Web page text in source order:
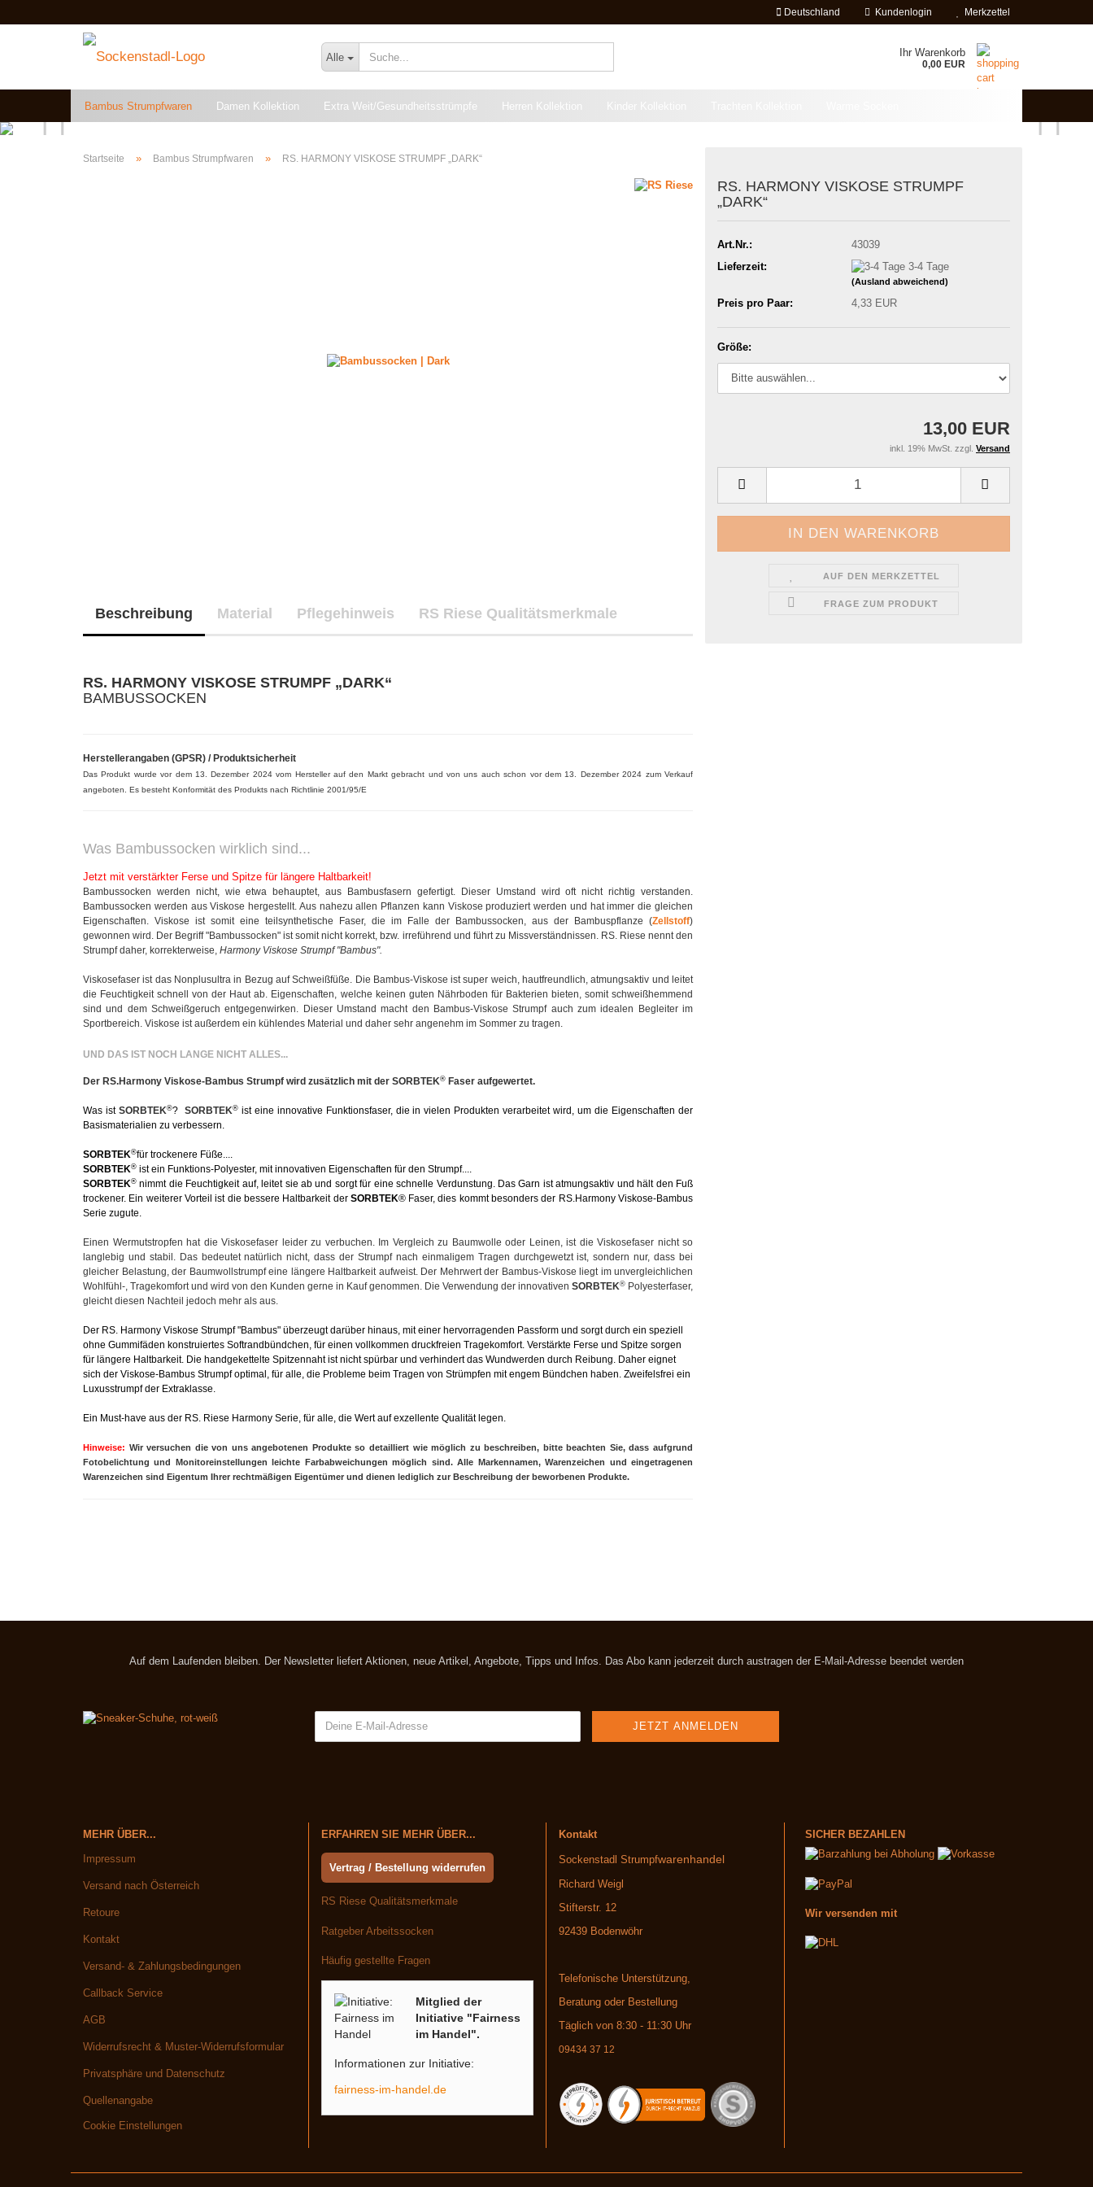
Deutschland Kundenlogin Merkzettel
Alle Ihr Warenkorb
0,00 EUR
Bambus Strumpfwaren Damen Kollektion Extra Weit/Gesundheitsstrümpfe Herren Kollektion
Startseite » Bambus Strumpfwaren » RS. HARMONY VISKOSE STRUMPF „DARK“
RS. HARMONY VISKOSE STRUMPF
„DARK“
Art.Nr.:
43039
Lieferzeit:
3-4 Tage
(Ausland abweichend)
Preis pro Paar: 4,33 EUR
Größe:
13,00 EUR
inkl. 19% MwSt. zzgl. Versand
AUF DEN MERKZETTEL
FRAGE ZUM PRODUKT
Beschreibung Material Pflegehinweis RS Riese Qualitätsmerkmale
RS. HARMONY VISKOSE STRUMPF „DARK“
BAMBUSSOCKEN
Herstellerangaben (GPSR) / Produktsicherheit
Das Produkt wurde vor dem 13. Dezember 2024 vom Hersteller auf den Markt gebracht und von uns auch schon vor dem 13. Dezember 2024 zum Verkauf
angeboten. Es besteht Konformität des Produkts nach Richtlinie 2001/95/E
Was Bambussocken wirklich sind...
Jetzt mit verstärkter Ferse und Spitze für längere Haltbarkeit!
Bambussocken werden nicht, wie etwa behauptet, aus Bambusfasern gefertigt. Dieser Umstand wird oft nicht richtig verstanden.
Bambussocken werden aus Viskose hergestellt. Aus nahezu allen Pflanzen kann Viskose produziert werden und hat immer die gleichen
Eigenschaften. Viskose ist somit eine teilsynthetische Faser, die im Falle der Bambussocken, aus der Bambuspflanze (Zellstoff)
gewonnen wird. Der Begriff "Bambussocken" ist somit nicht korrekt, bzw. irreführend und führt zu Missverständnissen. RS. Riese nennt den
Strumpf daher, korrekterweise, Harmony Viskose Strumpf "Bambus".
Viskosefaser ist das Nonplusultra in Bezug auf Schweißfüße. Die Bambus-Viskose ist super weich, hautfreundlich, atmungsaktiv und leitet
die Feuchtigkeit schnell von der Haut ab. Eigenschaften, welche keinen guten Nährboden für Bakterien bieten, somit schweißhemmend
sind und dem Schweißgeruch entgegenwirken. Dieser Umstand macht den Bambus-Viskose Strumpf auch zum idealen Begleiter im
Sportbereich. Viskose ist außerdem ein kühlendes Material und daher sehr angenehm im Sommer zu tragen.
UND DAS IST NOCH LANGE NICHT ALLES...
Der RS.Harmony Viskose-Bambus Strumpf wird zusätzlich mit der SORBTEK® Faser aufgewertet.
Was ist SORBTEK®? SORBTEK®ist eine innovative Funktionsfaser, die in vielen Produkten verarbeitet wird, um die Eigenschaften der
Basismaterialien zu verbessern.
SORBTEK®für trockenere Füße....
SORBTEK® ist ein Funktions-Polyester, mit innovativen Eigenschaften für den Strumpf....
SORBTEK® nimmt die Feuchtigkeit auf, leitet sie ab und sorgt für eine schnelle Verdunstung. Das Garn ist atmungsaktiv und hält den Fuß
trockener. Ein weiterer Vorteil ist die bessere Haltbarkeit der SORBTEK® Faser, dies kommt besonders der RS.Harmony Viskose-Bambus
Serie zugute.
Einen Wermutstropfen hat die Viskosefaser leider zu verbuchen. Im Vergleich zu Baumwolle oder Leinen, ist die Viskosefaser nicht so
langlebig und stabil. Das bedeutet natürlich nicht, dass der Strumpf nach einmaligem Tragen durchgewetzt ist, sondern nur, dass bei
gleicher Belastung, der Baumwollstrumpf eine längere Haltbarkeit aufweist. Der Mehrwert der Bambus-Viskose liegt im unvergleichlichen
Wohlfühl-, Tragekomfort und wird von den Kunden gerne in Kauf genommen. Die Verwendung der innovativen SORBTEK® Polyesterfaser,
gleicht diesen Nachteil jedoch mehr als aus.
Der RS. Harmony Viskose Strumpf "Bambus" überzeugt darüber hinaus, mit einer hervorragenden Passform und sorgt durch ein speziell
ohne Gummifäden konstruiertes Softrandbündchen, für einen vollkommen druckfreien Tragekomfort. Verstärkte Ferse und Spitze sorgen
für längere Haltbarkeit. Die handgekettelte Spitzennaht ist nicht spürbar und verhindert das Wundwerden durch Reibung. Daher eignet
sich der Viskose-Bambus Strumpf optimal, für alle, die Probleme beim Tragen von Strümpfen mit engem Bündchen haben. Zweifelsfrei ein
Luxusstrumpf der Extraklasse.
Ein Must-have aus der RS. Riese Harmony Serie, für alle, die Wert auf exzellente Qualität legen.
Hinweise: Wir versuchen die von uns angebotenen Produkte so detailliert wie möglich zu beschreiben, bitte beachten Sie, dass aufgrund
Fotobelichtung und Monitoreinstellungen leichte Farbabweichungen möglich sind. Alle Markennamen, Warenzeichen und eingetragenen
Warenzeichen sind Eigentum Ihrer rechtmäßigen Eigentümer und dienen lediglich zur Beschreibung der beworbenen Produkte.
Auf dem Laufenden bleiben. Der Newsletter liefert Aktionen, neue Artikel, Angebote, Tipps und Infos. Das Abo kann jederzeit durch austragen der E-Mail-Adresse beendet werden
MEHR ÜBER...
Impressum
Versand nach Österreich
Retoure
Kontakt
Versand- & Zahlungsbedingungen
Callback Service
AGB
Widerrufsrecht & Muster-Widerrufsformular
Privatsphäre und Datenschutz
Quellenangabe
Cookie Einstellungen
ERFAHREN SIE MEHR ÜBER...
Vertrag / Bestellung widerrufen
RS Riese Qualitätsmerkmale
Ratgeber Arbeitssocken
Häufig gestellte Fragen
Mitglied der
Initiative "Fairness
im Handel".
Informationen zur Initiative:
fairness-im-handel.de
Kontakt
Sockenstadl Strumpfwarenhandel
Richard Weigl
Stifterstr. 12
92439 Bodenwöhr
Telefonische Unterstützung,
Beratung oder Bestellung
Täglich von 8:30 - 11:30 Uhr
09434 37 12
SICHER BEZAHLEN
Wir versenden mit